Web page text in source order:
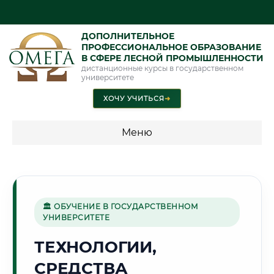
ДОПОЛНИТЕЛЬНОЕ
ПРОФЕССИОНАЛЬНОЕ ОБРАЗОВАНИЕ
В СФЕРЕ ЛЕСНОЙ ПРОМЫШЛЕННОСТИ
дистанционные курсы в государственном
университете
ХОЧУ УЧИТЬСЯ➜
Меню
промышленность"
🏗️
🏛 ОБУЧЕНИЕ В ГОСУДАРСТВЕННОМ
УНИВЕРСИТЕТЕ
ТЕХНОЛОГИИ,
СРЕДСТВА